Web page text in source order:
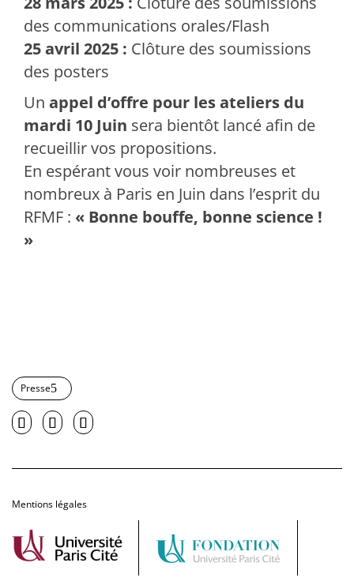
des communications orales/Flash
25 avril 2025 : Clôture des soumissions
des posters
Un appel d’offre pour les ateliers du
mardi 10 Juin sera bientôt lancé afin de
recueillir vos propositions.
En espérant vous voir nombreuses et
nombreux à Paris en Juin dans l’esprit du
RFMF : « Bonne bouffe, bonne science !
»
Presse
Mentions légales